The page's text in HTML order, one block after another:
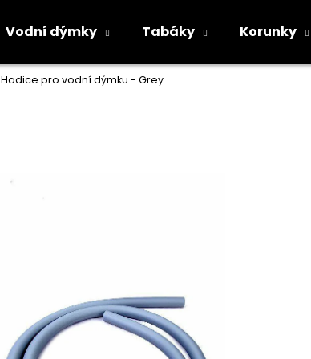
Vodní dýmky Tabáky Korunky
Hadice pro vodní dýmku - Grey